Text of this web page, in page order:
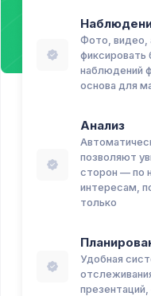
Фото, видео,
фиксировать
наблюдений
основа для
Анализ
позволяют
сторон — по
интересам,
только
Удобная
презентаций,